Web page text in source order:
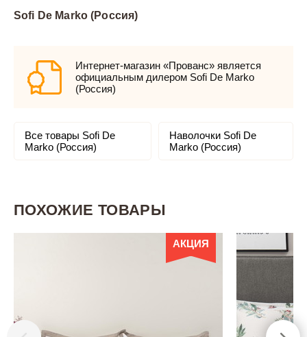
Sofi De Marko (Россия)
Интернет-магазин «Прованс» является
официальным дилером Sofi De Marko
(Россия)
Все товары Sofi De
Marko (Россия)
Наволочки Sofi De
Marko (Россия)
ПОХОЖИЕ ТОВАРЫ
АКЦИЯ